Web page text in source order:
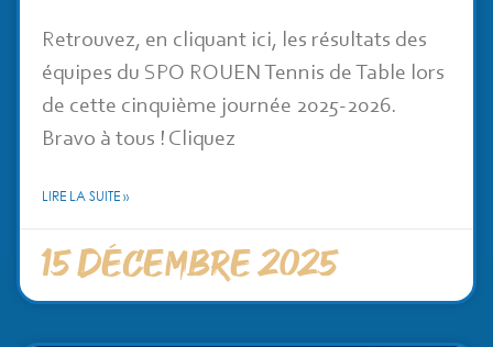
Retrouvez, en cliquant ici, les résultats des
équipes du SPO ROUEN Tennis de Table lors
de cette cinquième journée 2025-2026.
Bravo à tous ! Cliquez
LIRE LA SUITE »
15 décembre 2025